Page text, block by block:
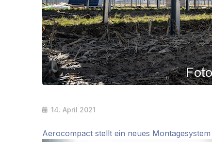
14. April 2021
Aerocompact stellt ein neues